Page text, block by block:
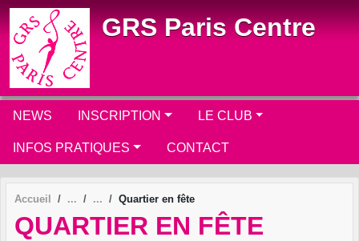
GRS Paris Centre
NEWS INSCRIPTION LE CLUB
INFOS PRATIQUES CONTACT
Accueil Quartier en fête
QUARTIER EN FÊTE
Panneau de gestion des cookies